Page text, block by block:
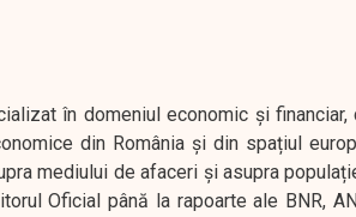
în domeniul economic și
din România și din spațiul
mediului de afaceri și asupra
Oficial până la rapoarte ale BNR,